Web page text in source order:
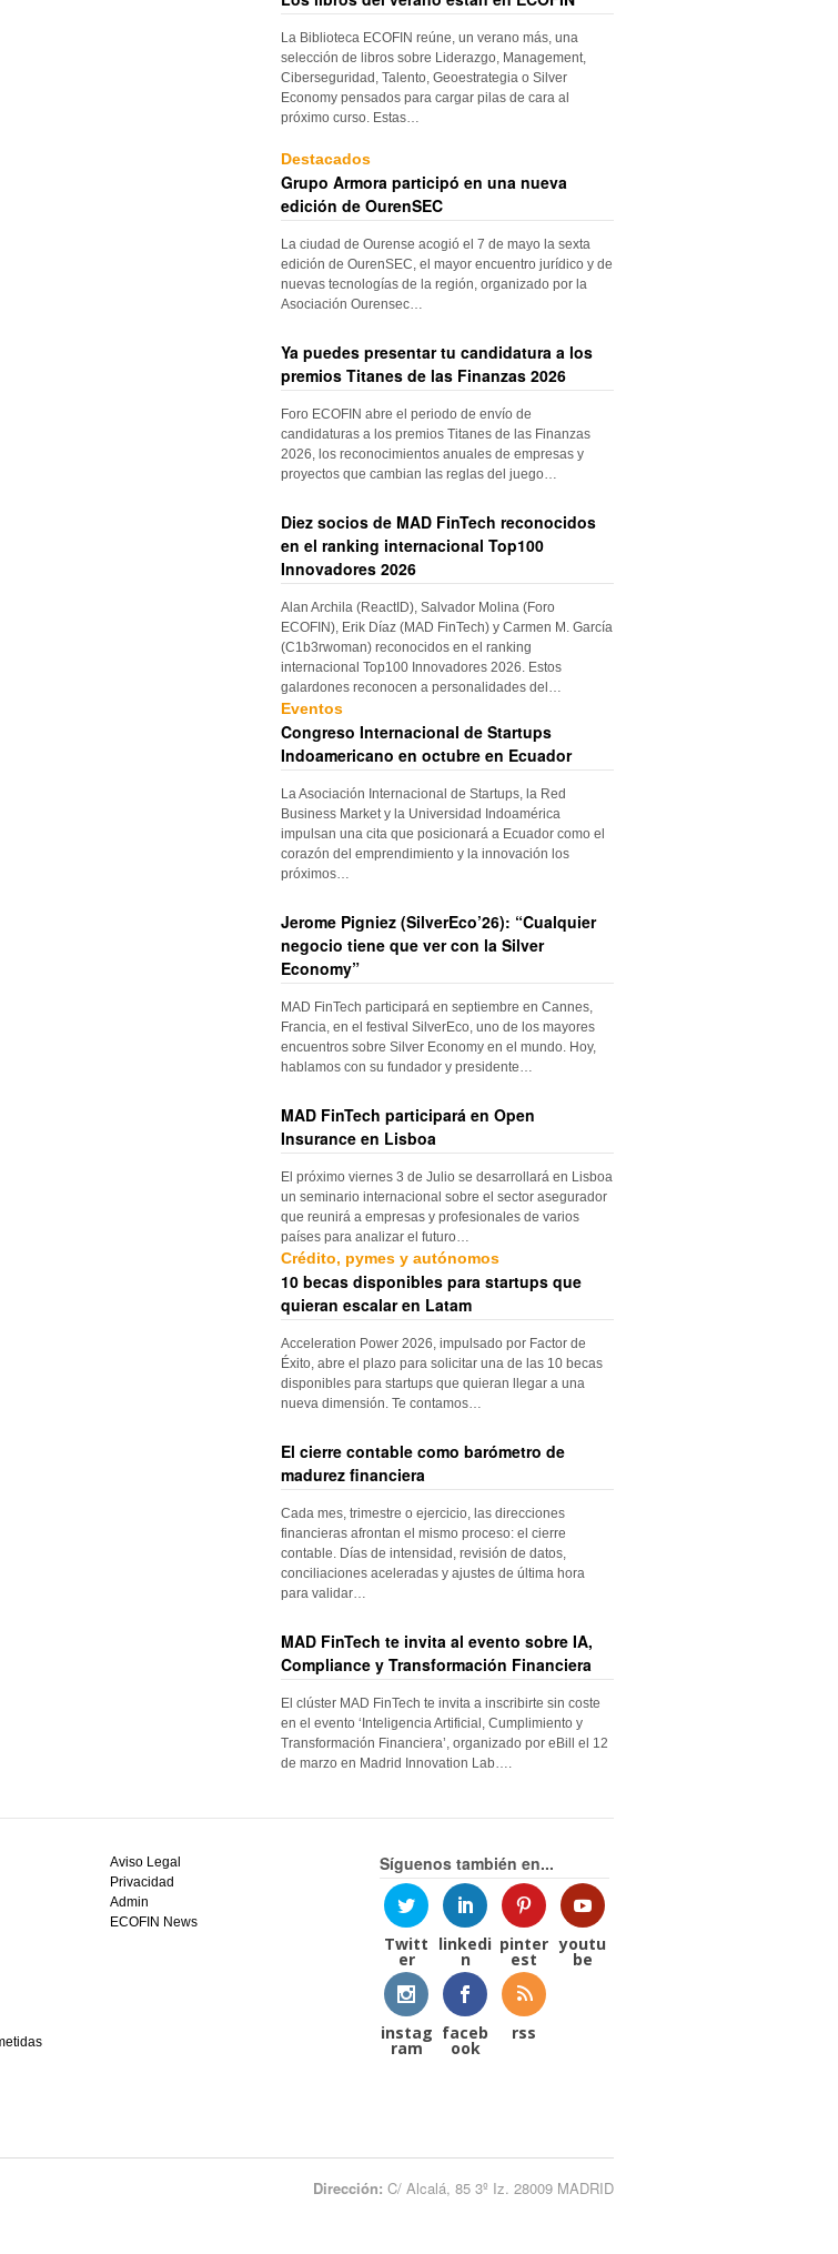
La Biblioteca ECOFIN reúne, un verano más, una
selección de libros sobre Liderazgo, Management,
Ciberseguridad, Talento, Geoestrategia o Silver
Economy pensados para cargar pilas de cara al
próximo curso. Estas…
Destacados
Grupo Armora participó en una nueva
edición de OurenSEC
La ciudad de Ourense acogió el 7 de mayo la sexta
edición de OurenSEC, el mayor encuentro jurídico y de
nuevas tecnologías de la región, organizado por la
Asociación Ourensec…
Ya puedes presentar tu candidatura a los
premios Titanes de las Finanzas 2026
Foro ECOFIN abre el periodo de envío de
candidaturas a los premios Titanes de las Finanzas
2026, los reconocimientos anuales de empresas y
proyectos que cambian las reglas del juego…
Diez socios de MAD FinTech reconocidos
en el ranking internacional Top100
Innovadores 2026
Alan Archila (ReactID), Salvador Molina (Foro
ECOFIN), Erik Díaz (MAD FinTech) y Carmen M. García
(C1b3rwoman) reconocidos en el ranking
internacional Top100 Innovadores 2026. Estos
galardones reconocen a personalidades del…
Eventos
Congreso Internacional de Startups
Indoamericano en octubre en Ecuador
La Asociación Internacional de Startups, la Red
Business Market y la Universidad Indoamérica
impulsan una cita que posicionará a Ecuador como el
corazón del emprendimiento y la innovación los
próximos…
Jerome Pigniez (SilverEco’26): “Cualquier
negocio tiene que ver con la Silver
Economy”
MAD FinTech participará en septiembre en Cannes,
Francia, en el festival SilverEco, uno de los mayores
encuentros sobre Silver Economy en el mundo. Hoy,
hablamos con su fundador y presidente…
MAD FinTech participará en Open
Insurance en Lisboa
El próximo viernes 3 de Julio se desarrollará en Lisboa
un seminario internacional sobre el sector asegurador
que reunirá a empresas y profesionales de varios
países para analizar el futuro…
Crédito, pymes y autónomos
10 becas disponibles para startups que
quieran escalar en Latam
Acceleration Power 2026, impulsado por Factor de
Éxito, abre el plazo para solicitar una de las 10 becas
disponibles para startups que quieran llegar a una
nueva dimensión. Te contamos…
El cierre contable como barómetro de
madurez financiera
Cada mes, trimestre o ejercicio, las direcciones
financieras afrontan el mismo proceso: el cierre
contable. Días de intensidad, revisión de datos,
conciliaciones aceleradas y ajustes de última hora
para validar…
MAD FinTech te invita al evento sobre IA,
Compliance y Transformación Financiera
El clúster MAD FinTech te invita a inscribirte sin coste
en el evento ‘Inteligencia Artificial, Cumplimiento y
Transformación Financiera’, organizado por eBill el 12
de marzo en Madrid Innovation Lab….
Aviso Legal
Privacidad
Admin
ECOFIN News
Síguenos también en...
Twitt
er
linkedi
n
pinter
est
youtu
be
instag
ram
faceb
ook
rss
Dirección: C/ Alcalá, 85 3º Iz. 28009 MADRID